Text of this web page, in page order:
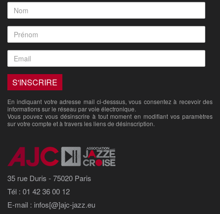
En indiquant votre adresse mail ci-desssus, vous consentez à recevoir des
informations sur le réseau par voie électronique.
Vous pouvez vous désinscrire à tout moment en modifiant vos paramètres
sur votre compte et à travers les liens de désinscription.
35 rue Duris - 75020 Paris
Tél : 01 42 36 00 12
E-mail : infos[@]ajc-jazz.eu